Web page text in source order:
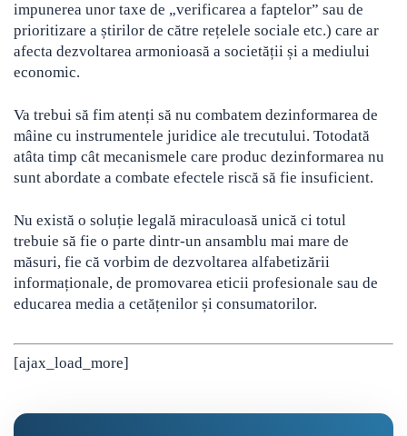
impunerea unor taxe de „verificarea a faptelor” sau de
prioritizare a știrilor de către rețelele sociale etc.) care ar
afecta dezvoltarea armonioasă a societății și a mediului
economic.
Va trebui să fim atenți să nu combatem dezinformarea de
mâine cu instrumentele juridice ale trecutului. Totodată
atâta timp cât mecanismele care produc dezinformarea nu
sunt abordate a combate efectele riscă să fie insuficient.
Nu există o soluție legală miraculoasă unică ci totul
trebuie să fie o parte dintr-un ansamblu mai mare de
măsuri, fie că vorbim de dezvoltarea alfabetizării
informaționale, de promovarea eticii profesionale sau de
educarea media a cetățenilor și consumatorilor.
[ajax_load_more]